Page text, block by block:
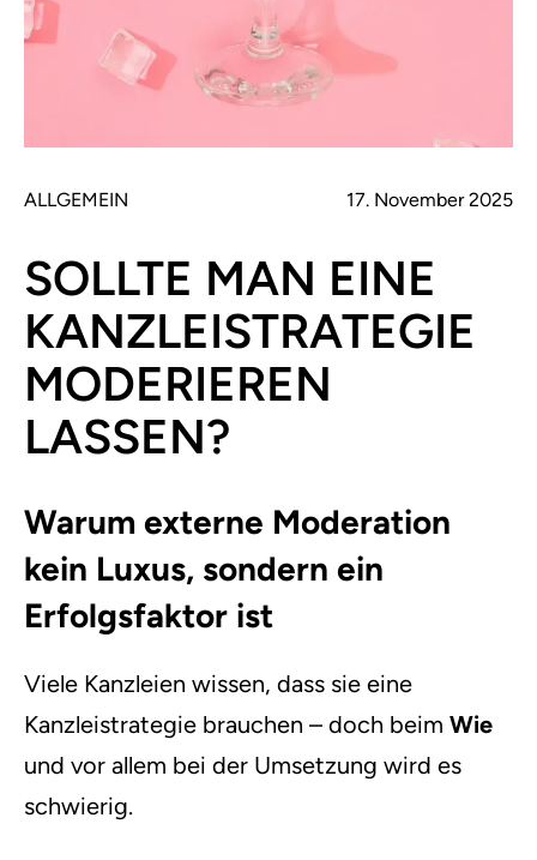
ALLGEMEIN 17. November 2025
SOLLTE MAN EINE
KANZLEISTRATEGIE
MODERIEREN
LASSEN?
Warum externe Moderation
kein Luxus, sondern ein
Erfolgsfaktor ist
Viele Kanzleien wissen, dass sie eine
Kanzleistrategie brauchen – doch beim Wie
und vor allem bei der Umsetzung wird es
schwierig.